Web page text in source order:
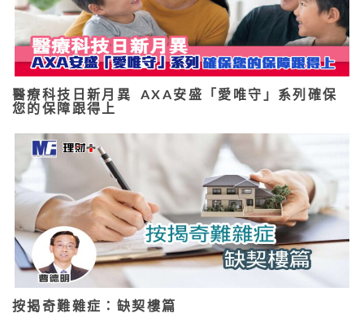
醫療科技日新月異 AXA安盛「愛唯守」系列確保
您的保障跟得上
按揭奇難雜症：缺契樓篇